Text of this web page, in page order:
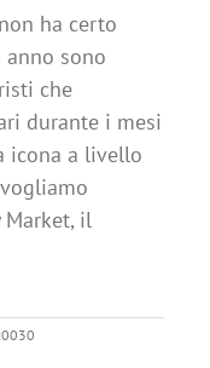
ha certo
sono
che
durante i mesi
icona a livello
il
30